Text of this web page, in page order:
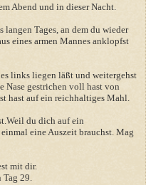
Abend und in dieser Nacht.
langen Tages, an dem du wieder
eines armen Mannes anklopfst
links liegen läßt und weitergehst
Nase gestrichen voll hast von
hast auf ein reichhaltiges Mahl.
du dich auf ein
eine Auszeit brauchst. Mag
mit dir.
Tag 29.